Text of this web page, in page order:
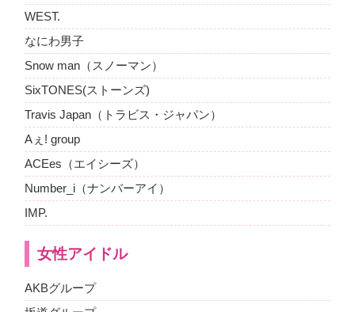
WEST.
なにわ男子
Snow man（スノーマン）
SixTONES(ストーンズ)
Travis Japan（トラビス・ジャパン）
Aぇ! group
ACEes（エイシーズ）
Number_i（ナンバーアイ）
IMP.
女性アイドル
AKBグループ